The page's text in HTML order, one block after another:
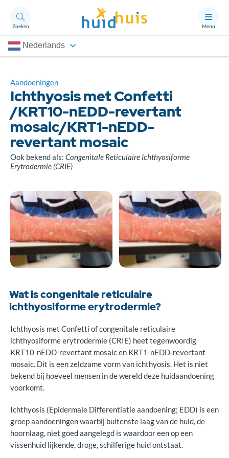
Zoeken Menu
Nederlands
Thema’s
Artikelen
Ongerust?
Over Huidhuis
Doneren
Aandoeningen
Ichthyosis met Confetti
/KRT10-nEDD-revertant
mosaic/KRT1-nEDD-
revertant mosaic
Ook bekend als: Congenitale Reticulaire Ichthyosiforme
Erytrodermie (CRIE)
Wat is congenitale reticulaire
ichthyosiforme erytrodermie?
Ichthyosis met Confetti of congenitale reticulaire
ichthyosiforme erytrodermie (CRIE) heet tegenwoordig
KRT10-nEDD-revertant mosaic en KRT1-nEDD-revertant
mosaic. Dit is een zeldzame vorm van ichthyosis. Het is niet
bekend bij hoeveel mensen in de wereld deze huidaandoening
voorkomt.
Ichthyosis (Epidermale Differentiatie aandoening; EDD) is een
groep aandoeningen waarbij buitenste laag van de huid, de
hoornlaag, niet goed aangelegd is waardoor een op een
vissenhuid lijkende, droge, schilferige huid ontstaat.
met CRIE worden geboren met een rode
schilferende huid. Dit wordt ook
neonatale erythrodermie genoemd.